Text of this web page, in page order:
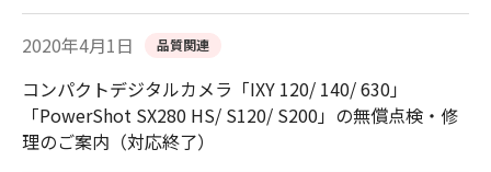
2020年4月1日 品質関連
コンパクトデジタルカメラ「IXY 120/ 140/ 630」
「PowerShot SX280 HS/ S120/ S200」の無償点検・修
理のご案内（対応終了）